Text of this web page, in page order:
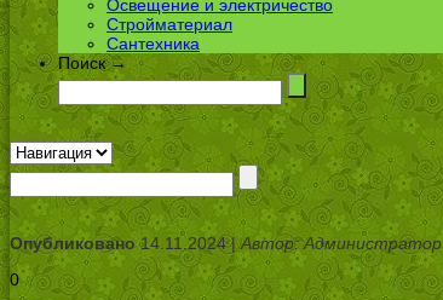
Освещение и электричество
Стройматериал
Сантехника
Поиск →
Опубликовано14.11.2024 |Автор: Администратор
0